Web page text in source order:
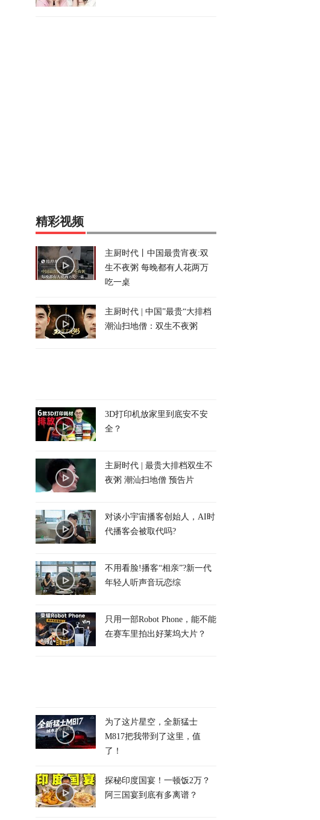
精彩视频
主厨时代丨中国最贵宵夜:双
生不夜粥 每晚都有人花两万
吃一桌
主厨时代 | 中国”最贵“大排档
潮汕扫地僧：双生不夜粥
3D打印机放家里到底安不安
全？
主厨时代 | 最贵大排档双生不
夜粥 潮汕扫地僧 预告片
对谈小宇宙播客创始人，AI时
代播客会被取代吗?
不用看脸!播客“相亲”?新一代
年轻人听声音玩恋综
只用一部Robot Phone，能不能
在赛车里拍出好莱坞大片？
为了这片星空，全新猛士
M817把我带到了这里，值
了！
探秘印度国宴！一顿饭2万？
阿三国宴到底有多离谱？